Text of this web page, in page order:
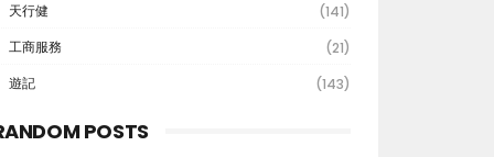
天行健
(141)
工商服務
(21)
遊記
(143)
POSTS